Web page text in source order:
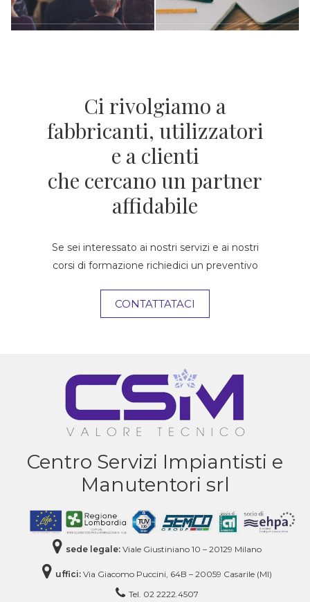
Ci rivolgiamo a
fabbricanti, utilizzatori
e a clienti
che cercano un partner
affidabile
Se sei interessato ai nostri servizi e ai nostri
corsi di formazione richiedici un preventivo
CONTATTATACI
Centro Servizi Impiantisti e
Manutentori srl
sede legale:Viale Giustiniano 10 – 20129 Milano
uffici:Via Giacomo Puccini, 64B – 20059 Casarile (MI)
Tel. 02 2222.4507